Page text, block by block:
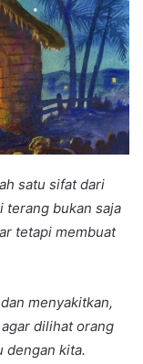
satu sifat dari
terang bukan saja
tetapi membuat
menyakitkan,
dilihat orang
dengan kita.